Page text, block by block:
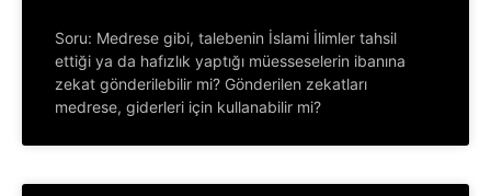
Soru: Medrese gibi, talebenin İslami İlimler tahsil
ettiği ya da hafızlık yaptığı müesseselerin ibanına
zekat gönderilebilir mi? Gönderilen zekatları
medrese, giderleri için kullanabilir mi?